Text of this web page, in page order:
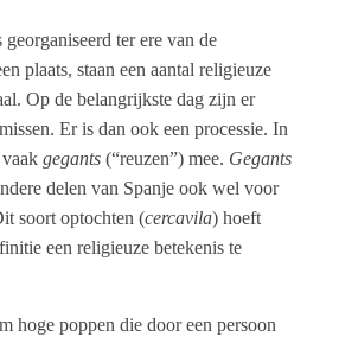
ter ere van de
plaats, staan een aantal religieuze
Op de belangrijkste dag zijn er
Er is dan ook een processie. In
gegants (“reuzen”) mee. Gegants
delen van Spanje ook wel voor
soort optochten (cercavila) hoeft
een religieuze betekenis te
hoge poppen die door een persoon